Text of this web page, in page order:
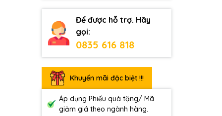
Để được hỗ trợ. Hãy
gọi:
0835 616 818
Khuyến mãi đặc biệt !!!
Áp dụng Phiếu quà tặng/ Mã
giảm giá theo ngành hàng.